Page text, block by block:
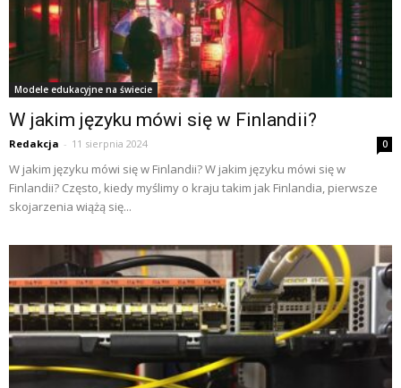
Modele edukacyjne na świecie
W jakim języku mówi się w Finlandii?
Redakcja - 11 sierpnia 2024 0
W jakim języku mówi się w Finlandii? W jakim języku mówi się w
Finlandii? Często, kiedy myślimy o kraju takim jak Finlandia, pierwsze
skojarzenia wiążą się...